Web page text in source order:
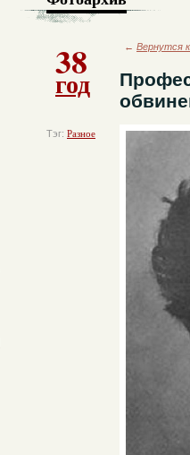
38
год
Тэг: Разное
← Вернутся